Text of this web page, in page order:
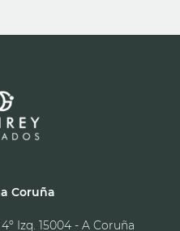
Coruña
Izq. 15004 - A Coruña